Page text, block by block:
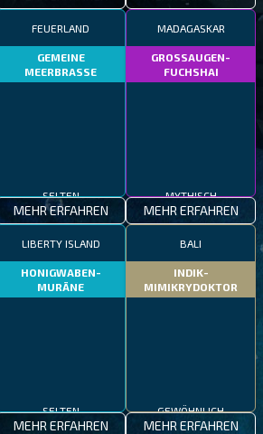
FEUERLAND
GEMEINE
MEERBRASSE
SELTEN
MEHR ERFAHREN
MADAGASKAR
GROSSAUGEN-
FUCHSHAI
MYTHISCH
MEHR ERFAHREN
LIBERTY ISLAND
HONIGWABEN-
MURÄNE
SELTEN
MEHR ERFAHREN
BALI
INDIK-
MIMIKRYDOKTOR
GEWÖHNLICH
MEHR ERFAHREN